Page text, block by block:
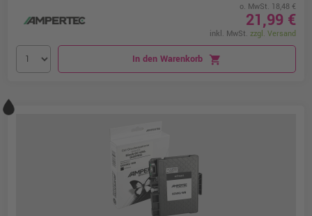
o. MwSt. 18,48 €
21,99 €
inkl. MwSt. zzgl. Versand
In den Warenkorb shopping_cart